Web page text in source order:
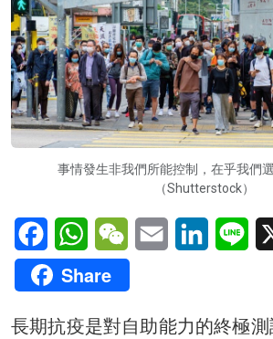
事情發生非我們所能控制，在乎我們
（Shutterstock）
FacebookWhatsAppWeChatEmail LinkedIn
Share
長期抗疫是對自助能力的終極